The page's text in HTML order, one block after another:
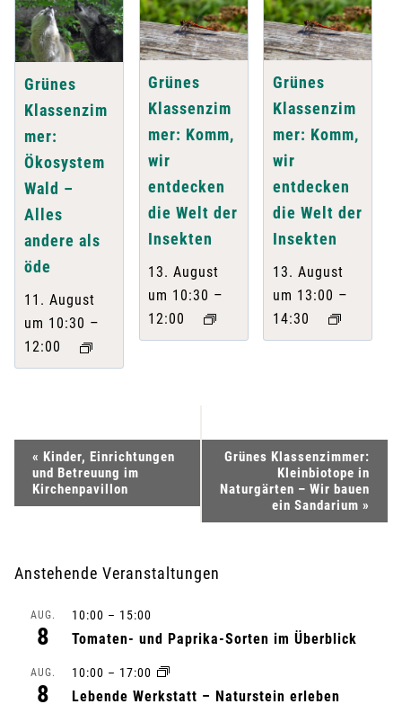
Grünes
Klassenzim
mer:
Ökosystem
Wald –
Alles
andere als
öde
11. August
um 10:30 –
12:00
Grünes
Klassenzim
mer: Komm,
wir
entdecken
die Welt der
Insekten
13. August
um 10:30 –
12:00
Grünes
Klassenzim
mer: Komm,
wir
entdecken
die Welt der
Insekten
13. August
um 13:00 –
14:30
e
a
« Kinder, Einrichtungen
und Betreuung im
Kirchenpavillon
Grünes Klassenzimmer:
Kleinbiotope in
Naturgärten – Wir bauen
ein Sandarium »
Anstehende Veranstaltungen
AUG.
8
10:00 – 15:00
Tomaten- und Paprika-Sorten im Überblick
AUG.
8
10:00 – 17:00
Lebende Werkstatt – Naturstein erleben